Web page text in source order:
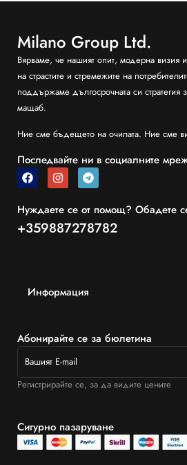
Milano Group Ltd.
Вярваме, че нашият опит, модерна визия
на страстите и стремежите на
поддържаме дългосрочната си стратегия
мащаб.
Ние сме бъдещето на очилата. Ние сме
Последвайте ни в социалните
Нуждаете се от помощ? Обадете
+359887278782
Информация
Абонирайте се за бюлетина
Регистрирайте се, за да видите цените
Сигурно пазаруване